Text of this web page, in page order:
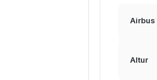
Airbus
Altur